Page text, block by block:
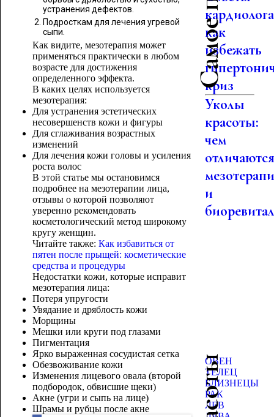
устранения дефектов.
Подросткам для лечения угревой
сыпи.
Как видите, мезотерапия может
применяться практически в любом
возрасте для достижения
определенного эффекта.
В каких целях используется
мезотерапия:
Для устранения эстетических
несовершенств кожи и фигуры
Для сглаживания возрастных
изменений
Для лечения кожи головы и усиления
роста волос
В этой статье мы остановимся
подробнее на мезотерапии лица,
отзывы о которой позволяют
уверенно рекомендовать
косметологический метод широкому
кругу женщин.
Читайте также: Как избавиться от
пятен после прыщей: косметические
средства и процедуры
Недостатки кожи, которые исправит
мезотерапия лица:
Потеря упругости
Увядание и дряблость кожи
Морщины
Мешки или круги под глазами
Пигментация
Ярко выраженная сосудистая сетка
Обезвоживание кожи
Изменения лицевого овала (второй
подбородок, обвисшие щеки)
Акне (угри и сыпь на лице)
Шрамы и рубцы после акне
как
избежать
криз
Уколы
красоты:
чем
и
ОВЕН
ТЕЛЕЦ
БЛИЗНЕЦЫ
РАК
ЛЕВ